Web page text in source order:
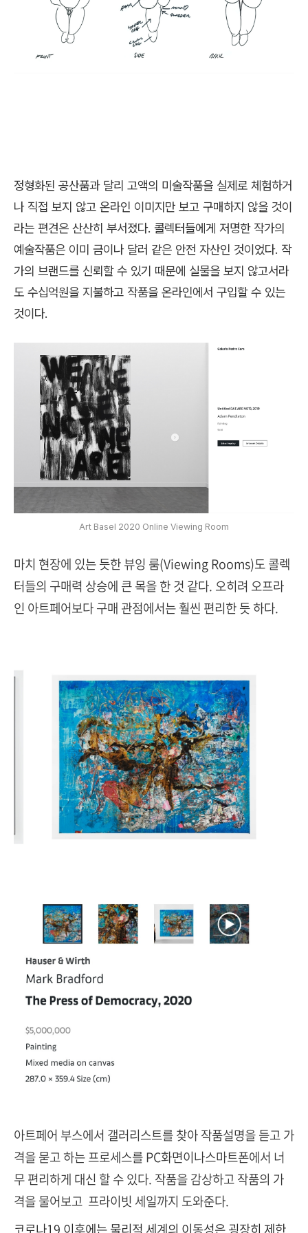
정형화된 공산품과 달리 고액의 미술작품을 실제로 체험하거
나 직접 보지 않고 온라인 이미지만 보고 구매하지 않을 것이
라는 편견은 산산히 부서졌다. 콜렉터들에게 저명한 작가의
예술작품은 이미 금이나 달러 같은 안전 자산인 것이었다. 작
가의 브랜드를 신뢰할 수 있기 때문에 실물을 보지 않고서라
도 수십억원을 지불하고 작품을 온라인에서 구입할 수 있는
것이다.
Art Basel 2020 Online Viewing Room
마치 현장에 있는 듯한 뷰잉 룸(Viewing Rooms)도 콜렉
터들의 구매력 상승에 큰 목을 한 것 같다. 오히려 오프라
인 아트페어보다 구매 관점에서는 훨씬 편리한 듯 하다.
아트페어 부스에서 갤러리스트를 찾아 작품설명을 듣고 가
격을 묻고 하는 프로세스를 PC화면이나스마트폰에서 너
무 편리하게 대신 할 수 있다. 작품을 감상하고 작품의 가
격을 물어보고 프라이빗 세일까지 도와준다.
코로나19 이후에는 물리적 세계의 이동성은 굉장히 제한